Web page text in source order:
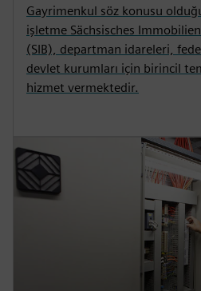
Gayrimenkul söz konusu
işletme Sächsisches
(SIB), departman idareleri,
devlet kurumları için birincil
hizmet vermektedir.